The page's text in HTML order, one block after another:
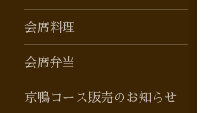
会席料理
会席弁当
京鴨ロース販売のお知らせ